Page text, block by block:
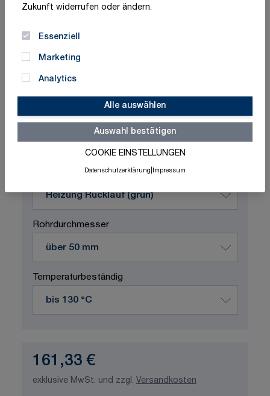
Zukunft widerrufen oder ändern.
Essenziell
Marketing
Analytics
Alle auswählen
Auswahl bestätigen
COOKIE EINSTELLUNGEN
Datenschutzerklärung Impressum
Schnelle Lieferung
Made in Germany
ISO-zertifizierte Qualität
Produktvariation wählen
Durchflussstoff
Rohrdurchmesser
Temperaturbeständig
161,33 €
exklusive MwSt. und zzgl. Versandkosten